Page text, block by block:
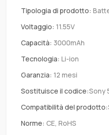
Tipologia di prodotto:
Voltaggio: 11.55V
Capacità: 3000mAh
Tecnologia: Li-ion
Garanzia: 12 mesi
Sostituisce il codice:Sony
Compatibilità del prodotto:
Norme: CE, RoHS